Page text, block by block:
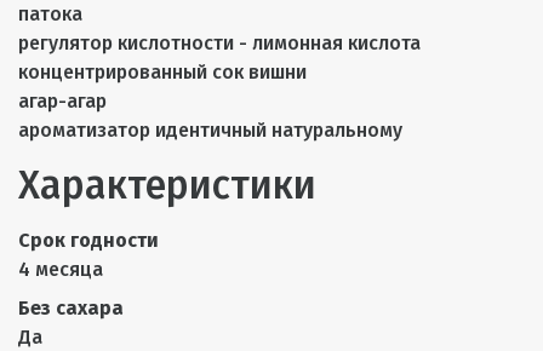
патока
регулятор кислотности - лимонная кислота
концентрированный сок вишни
агар-агар
ароматизатор идентичный натуральному
Характеристики
Срок годности
4 месяца
Без сахара
Да